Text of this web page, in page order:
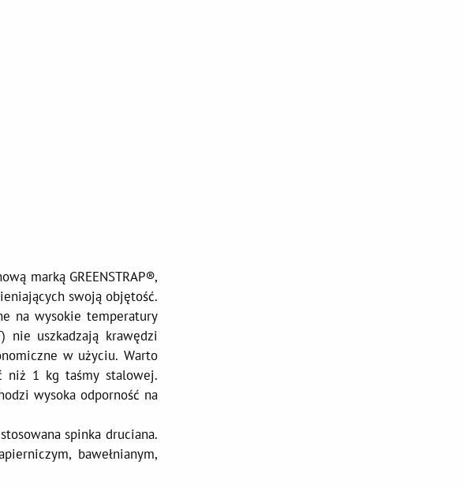
marką GREENSTRAP®,
swoją objętość.
na wysokie temperatury
nie uszkadzają krawędzi
w użyciu. Warto
niż 1 kg taśmy stalowej.
wysoka odporność na
spinka druciana.
bawełnianym,